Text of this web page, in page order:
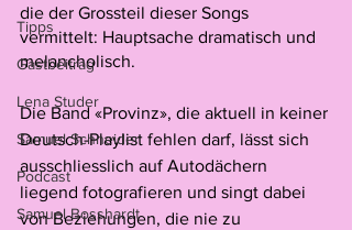
Tipps
Gastbeitrag
Lena Studer
Samuel Schneider
Podcast
Samuel Bosshardt
die der Grossteil dieser Songs
vermittelt: Hauptsache dramatisch und
melancholisch.
Die Band «Provinz», die aktuell in keiner
Deutsch-Playlist fehlen darf, lässt sich
ausschliesslich auf Autodächern
liegend fotografieren und singt dabei
von Beziehungen, die nie zu